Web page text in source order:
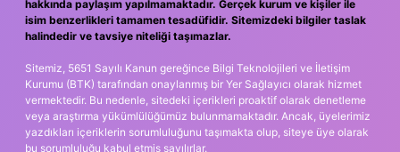
hakkında paylaşım yapılmamaktadır. Gerçek kurum ve kişiler ile
isim benzerlikleri tamamen tesadüfidir. Sitemizdeki bilgiler taslak
halindedir ve tavsiye niteliği taşımazlar.
Sitemiz, 5651 Sayılı Kanun gereğince Bilgi Teknolojileri ve İletişim
Kurumu (BTK) tarafından onaylanmış bir Yer Sağlayıcı olarak hizmet
vermektedir. Bu nedenle, sitedeki içerikleri proaktif olarak denetleme
veya araştırma yükümlülüğümüz bulunmamaktadır. Ancak, üyelerimiz
yazdıkları içeriklerin sorumluluğunu taşımakta olup, siteye üye olarak
bu sorumluluğu kabul etmiş sayılırlar.